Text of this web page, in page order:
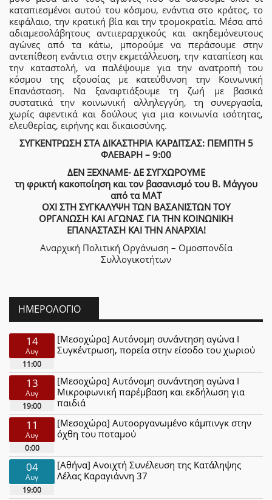
καταπιεσμένοι αυτού του κόσμου, ενάντια στο κράτος, το
κεφάλαιο, την κρατική βία και την τρομοκρατία. Μέσα από
αδιαμεσολάβητους αντιιεραρχικούς και ακηδεμόνευτους
αγώνες από τα κάτω, μπορούμε να περάσουμε στην
αντεπίθεση ενάντια στην εκμετάλλευση, την καταπίεση και
την καταστολή, να παλέψουμε για την ανατροπή του
κόσμου της εξουσίας με κατεύθυνση την Κοινωνική
Επανάσταση. Να ξαναφτιάξουμε τη ζωή με βασικά
συστατικά την κοινωνική αλληλεγγύη, τη συνεργασία,
χωρίς αφεντικά και δούλους για μια κοινωνία ισότητας,
ελευθερίας, ειρήνης και δικαιοσύνης.
ΣΥΓΚΕΝΤΡΩΣΗ ΣΤΑ ΔΙΚΑΣΤΗΡΙΑ ΚΑΡΔΙΤΣΑΣ: ΠΕΜΠΤΗ 5
ΦΛΕΒΑΡΗ – 9:00
ΔΕΝ ΞΕΧΝΑΜΕ- ΔΕ ΣΥΓΧΩΡΟΥΜΕ
τη φρικτή κακοποίηση και τον βασανισμό του Β. Μάγγου
από τα ΜΑΤ
ΟΧΙ ΣΤΗ ΣΥΓΚΑΛΥΨΗ ΤΩΝ ΒΑΣΑΝΙΣΤΩΝ ΤΟΥ
ΟΡΓΑΝΩΣΗ ΚΑΙ ΑΓΩΝΑΣ ΓΙΑ ΤΗΝ ΚΟΙΝΩΝΙΚΗ
ΕΠΑΝΑΣΤΑΣΗ ΚΑΙ ΤΗΝ ΑΝΑΡΧΙΑ!
Αναρχική Πολιτική Οργάνωση – Ομοσπονδία
Συλλογικοτήτων
ΗΜΕΡΟΛΌΓΙΟ
14
Αυγ
11:00
[Μεσοχώρα] Αυτόνομη συνάντηση αγώνα Ι
Συγκέντρωση, πορεία στην είσοδο του χωριού
13
Αυγ
19:00
[Μεσοχώρα] Αυτόνομη συνάντηση αγώνα Ι
Μικροφωνική παρέμβαση και εκδήλωση για
παιδιά
11
Αυγ
0:00
[Μεσοχώρα] Αυτοοργανωμένο κάμπινγκ στην
όχθη του ποταμού
04
Αυγ
19:00
[Αθήνα] Ανοιχτή Συνέλευση της Κατάληψης
Λέλας Καραγιάννη 37